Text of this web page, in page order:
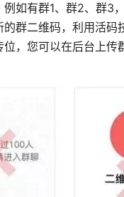
例如有群1、群2、群3
的群二维码，利用活
位，您可以在后台上